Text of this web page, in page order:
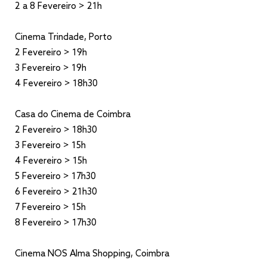
2 a 8 Fevereiro > 21h
Cinema Trindade, Porto
2 Fevereiro > 19h
3 Fevereiro > 19h
4 Fevereiro > 18h30
Casa do Cinema de Coimbra
2 Fevereiro > 18h30
3 Fevereiro > 15h
4 Fevereiro > 15h
5 Fevereiro > 17h30
6 Fevereiro > 21h30
7 Fevereiro > 15h
8 Fevereiro > 17h30
Cinema NOS Alma Shopping, Coimbra